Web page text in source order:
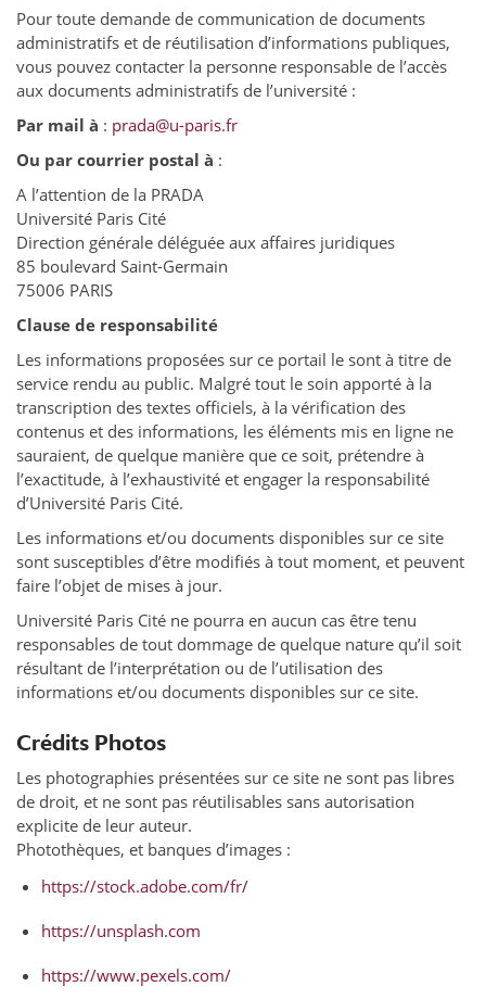
Pour toute demande de communication de documents
administratifs et de réutilisation d’informations publiques,
vous pouvez contacter la personne responsable de l’accès
aux documents administratifs de l’université :
Par mail à : prada@u-paris.fr
Ou par courrier postal à :
A l’attention de la PRADA
Université Paris Cité
Direction générale déléguée aux affaires juridiques
85 boulevard Saint-Germain
75006 PARIS
Clause de responsabilité
Les informations proposées sur ce portail le sont à titre de
service rendu au public. Malgré tout le soin apporté à la
transcription des textes officiels, à la vérification des
contenus et des informations, les éléments mis en ligne ne
sauraient, de quelque manière que ce soit, prétendre à
l’exactitude, à l’exhaustivité et engager la responsabilité
d’Université Paris Cité.
Les informations et/ou documents disponibles sur ce site
sont susceptibles d’être modifiés à tout moment, et peuvent
faire l’objet de mises à jour.
Université Paris Cité ne pourra en aucun cas être tenu
responsables de tout dommage de quelque nature qu’il soit
résultant de l’interprétation ou de l’utilisation des
informations et/ou documents disponibles sur ce site.
Crédits Photos
Les photographies présentées sur ce site ne sont pas libres
de droit, et ne sont pas réutilisables sans autorisation
explicite de leur auteur.
Photothèques, et banques d’images :
https://stock.adobe.com/fr/
https://unsplash.com
https://www.pexels.com/